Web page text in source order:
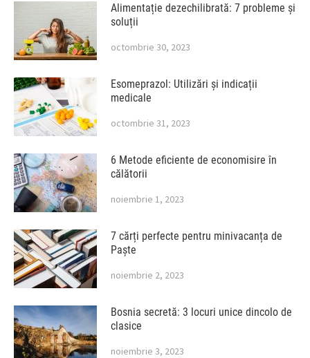
Alimentație dezechilibrată: 7 probleme și
soluții
octombrie 30, 2023
Esomeprazol: Utilizări și indicații
medicale
octombrie 31, 2023
6 Metode eficiente de economisire în
călătorii
noiembrie 1, 2023
7 cărți perfecte pentru minivacanța de
Paște
noiembrie 2, 2023
Bosnia secretă: 3 locuri unice dincolo de
clasice
noiembrie 3, 2023